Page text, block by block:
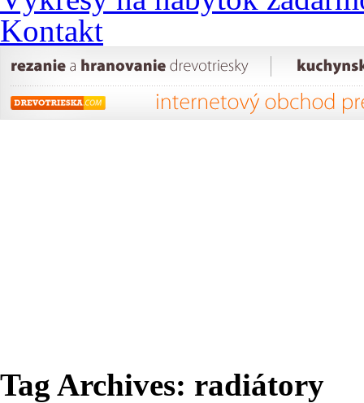
Kontakt
Tag Archives: radiátory